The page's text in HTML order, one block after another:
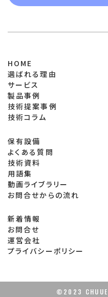
HOME
選ばれる理由
サービス
製品事例
技術提案事例
技術コラム
保有設備
よくある質問
技術資料
用語集
動画ライブラリー
お問合せからの流れ
新着情報
お問合せ
運営会社
プライバシーポリシー
©2023